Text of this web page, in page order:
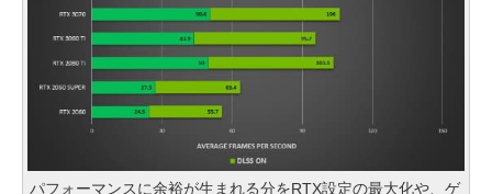
パフォーマンスに余裕が生まれる分をRTX設定の最大化や、ゲ